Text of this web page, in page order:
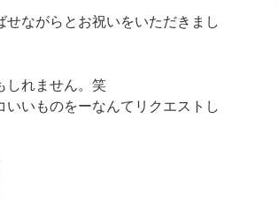
ながらとお祝いをいただきまし
しれません。笑
いものをーなんてリクエストし